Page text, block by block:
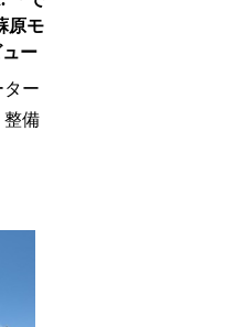
原モ
ー
ー
整備